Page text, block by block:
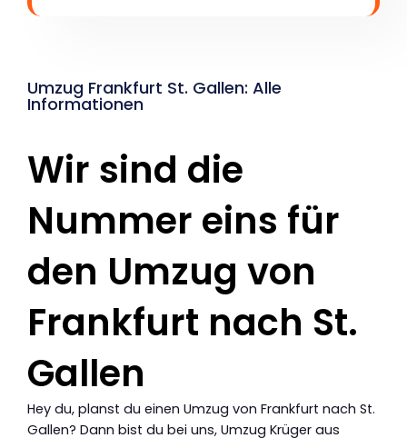
Umzug Frankfurt St. Gallen: Alle
Informationen
Wir sind die
Nummer eins für
den Umzug von
Frankfurt nach St.
Gallen
Hey du, planst du einen Umzug von Frankfurt nach St.
Gallen? Dann bist du bei uns, Umzug Krüger aus